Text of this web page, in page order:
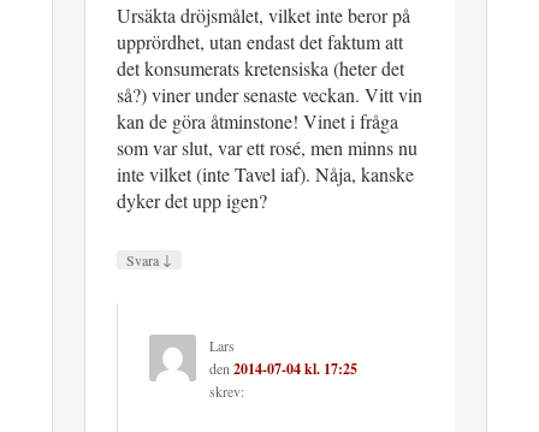
Ursäkta dröjsmålet, vilket inte beror på
upprördhet, utan endast det faktum att
det konsumerats kretensiska (heter det
så?) viner under senaste veckan. Vitt vin
kan de göra åtminstone! Vinet i fråga
som var slut, var ett rosé, men minns nu
inte vilket (inte Tavel iaf). Nåja, kanske
dyker det upp igen?
Svara ↓
Lars
den 2014-07-04 kl. 17:25
skrev: